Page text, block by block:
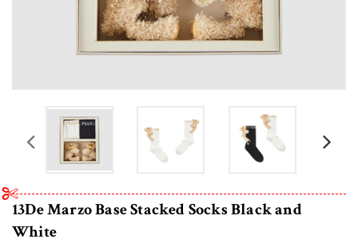
prev
13De Marzo Base Stacked Socks Black and
White